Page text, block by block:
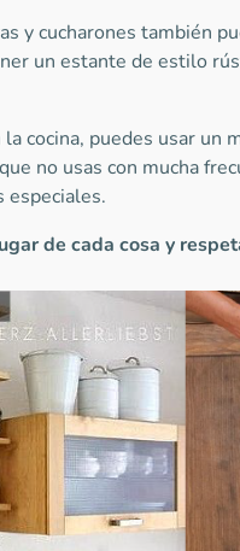
y cucharones también
un estante de estilo
cocina, puedes usar un
no usas con mucha
especiales.
de cada cosa y